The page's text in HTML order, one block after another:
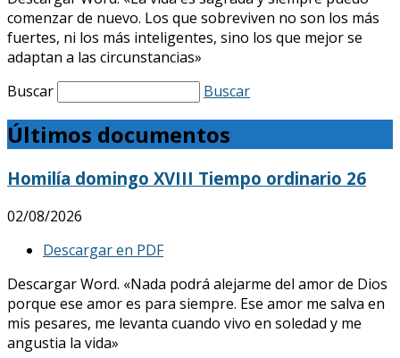
comenzar de nuevo. Los que sobreviven no son los más
fuertes, ni los más inteligentes, sino los que mejor se
adaptan a las circunstancias»
Buscar
Buscar
Últimos documentos
Homilía domingo XVIII Tiempo ordinario 26
02/08/2026
Descargar en PDF
Descargar Word. «Nada podrá alejarme del amor de Dios
porque ese amor es para siempre. Ese amor me salva en
mis pesares, me levanta cuando vivo en soledad y me
angustia la vida»